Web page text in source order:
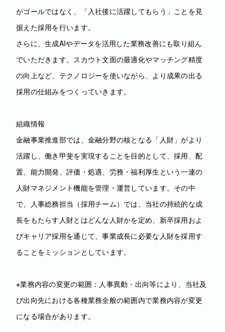
がゴールではなく、「入社後に活躍してもらう」ことを見
据えた採用を行います。
さらに、生成AIやデータを活用した業務改善にも取り組ん
でいただきます。スカウト文面の最適化やマッチング精度
の向上など、テクノロジーを使いながら、より成果の出る
採用の仕組みをつくっていきます。
組織情報
金融事業推進部では、金融分野の核となる「人財」がより
活躍し、働き甲斐を実現することを目的として、採用、配
置、能力開発、評価・処遇、労務・福利厚生という一連の
人財マネジメント機能を管理・運営しています。その中
で、人事総務担当（採用チーム）では、当社の持続的な成
長をもたらす人財とはどんな人財かを定め、新卒採用およ
びキャリア採用を通じて、事業成長に必要な人財を採用す
ることをミッションとしています。
※業務内容の変更の範囲：人事異動・出向等により、当社及
び出向先における各種業務全般の範囲内で業務内容が変更
になる場合があります。